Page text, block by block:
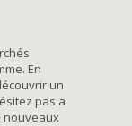
En
un
pas a
nouveaux